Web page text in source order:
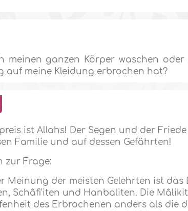
meinen ganzen Körper waschen
auf meine Kleidung erbrochen hat?
ist Allahs! Der Segen und der
Familie und auf dessen Gefährten!
zur Frage:
Meinung der meisten Gelehrten ist
Schâfi'iten und Hanbaliten. Die
des Erbrochenen anders als die